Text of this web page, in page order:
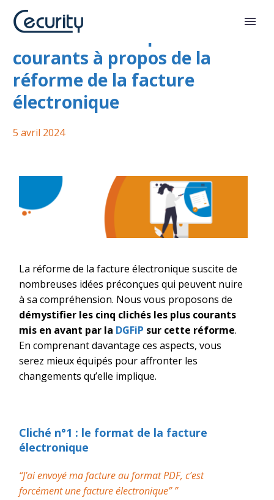
Les 5 clichés les plus
courants à propos de la
réforme de la facture
électronique
5 avril 2024
La réforme de la facture électronique suscite de
nombreuses idées préconçues qui peuvent nuire
à sa compréhension. Nous vous proposons de
démystifier les cinq clichés les plus courants
mis en avant par la DGFiP sur cette réforme.
En comprenant davantage ces aspects, vous
serez mieux équipés pour affronter les
changements qu’elle implique.
Cliché n°1 : le format de la facture
électronique
“J’ai envoyé ma facture au format PDF, c’est
forcément une facture électronique” ”